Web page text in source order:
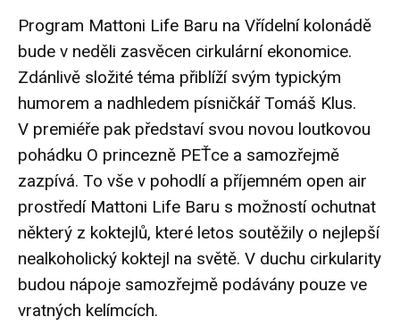
Program Mattoni Life Baru na Vřídelní kolonádě
bude v neděli zasvěcen cirkulární ekonomice.
Zdánlivě složité téma přiblíží svým typickým
humorem a nadhledem písničkář Tomáš Klus.
V premiéře pak představí svou novou loutkovou
pohádku O princezně PEŤce a samozřejmě
zazpívá. To vše v pohodlí a příjemném open air
prostředí Mattoni Life Baru s možností ochutnat
některý z koktejlů, které letos soutěžily o nejlepší
nealkoholický koktejl na světě. V duchu cirkularity
budou nápoje samozřejmě podávány pouze ve
vratných kelímcích.